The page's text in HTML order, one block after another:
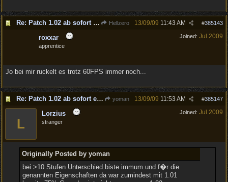
Re: Patch 1.02 ab sofort erh�ltlich! Hellzero #385143
13/09/09 11:43 AM
Joined: Jul 2009
roxxar
apprentice
Jo bei mir ruckelt es trotz 60FPS immer noch...
Re: Patch 1.02 ab sofort erh�ltlich! yoman #385147
13/09/09 11:53 AM
Joined: Jul 2009
L
Lorzius
stranger
Originally Posted by yoman
bei >10 Stufen Unterschied biste immum und f�r die
genannten Eigenschaften da war zumindest mit 1.01